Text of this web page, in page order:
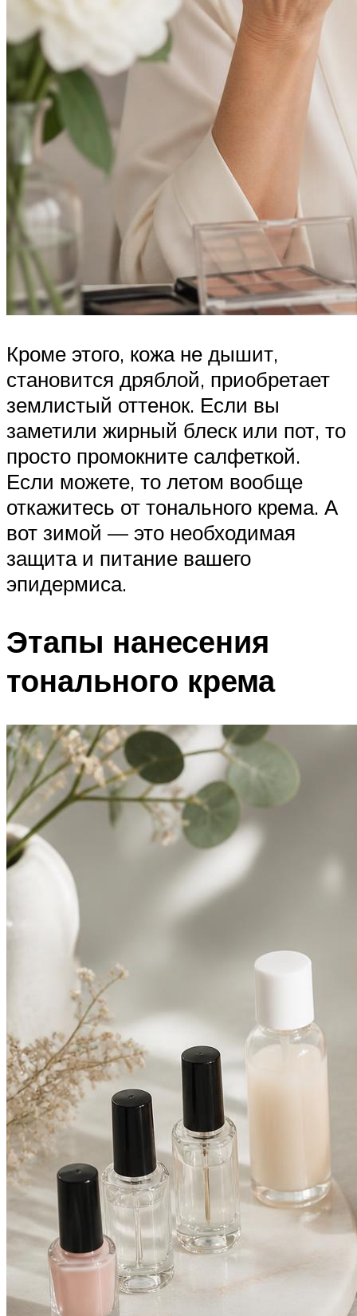
Кроме этого, кожа не дышит,
становится дряблой, приобретает
землистый оттенок. Если вы
заметили жирный блеск или пот, то
просто промокните салфеткой.
Если можете, то летом вообще
откажитесь от тонального крема. А
вот зимой — это необходимая
защита и питание вашего
эпидермиса.
Этапы нанесения
тонального крема